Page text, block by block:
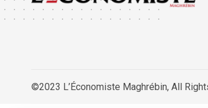
©2023 L’Économiste Maghrébin, All